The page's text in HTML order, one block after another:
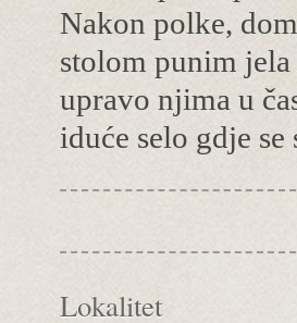
Nakon polke,
stolom punim
upravo njima u
iduće selo gdje
Lokalitet